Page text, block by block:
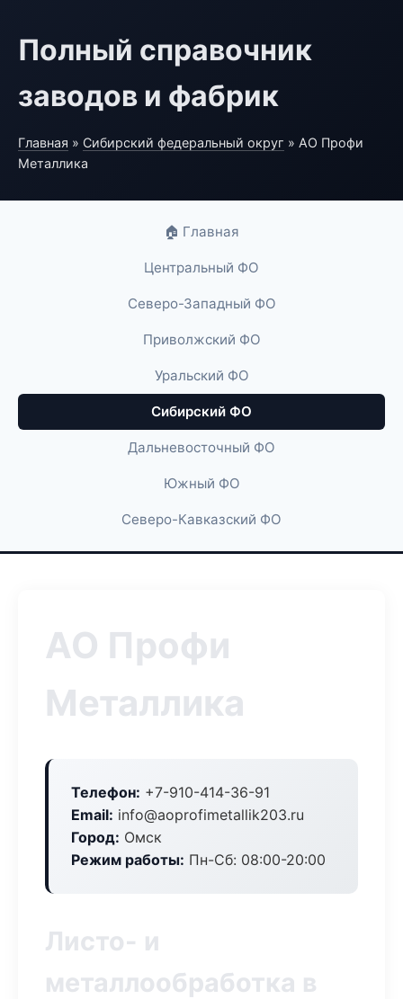
Полный справочник
заводов и фабрик
Главная » Сибирский федеральный округ » АО Профи
Металлика
🏠 Главная
Центральный ФО
Северо-Западный ФО
Приволжский ФО
Уральский ФО
Сибирский ФО
Дальневосточный ФО
Южный ФО
Северо-Кавказский ФО
АО Профи
Металлика
Телефон: +7-910-414-36-91
Email: info@aoprofimetallik203.ru
Город: Омск
Режим работы: Пн-Сб: 08:00-20:00
Листо- и
металлообработка в